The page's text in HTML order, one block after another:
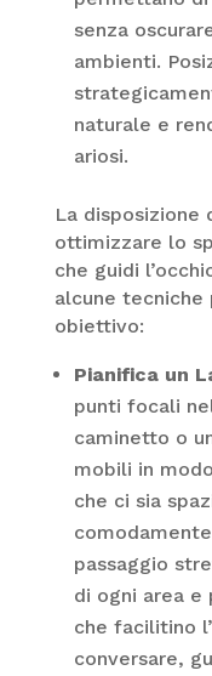
senza
ambienti.
naturale e
ariosi.
La disposizione
ottimizzare lo
che guidi
alcune tecniche
obiettivo:
Pianifica un
punti focali
caminetto o
mobili in
che ci sia
passaggio
di ogni area e
che facilitino
conversare,